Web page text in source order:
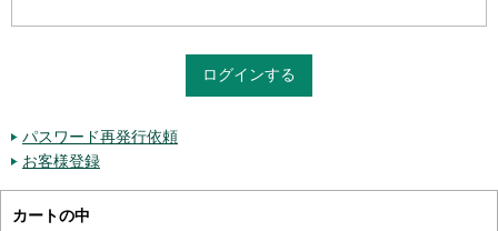
パスワード再発行依頼
お客様登録
カートの中